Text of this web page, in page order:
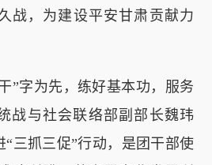
战，为建设平安甘肃贡献力
字为先，练好基本功，服务
战与社会联络部副部长魏玮
三抓三促”行动，是团干部使